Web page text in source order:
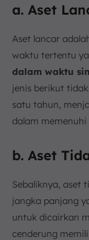
a. Aset
Aset lancar
waktu tertentu
dalam waktu
jenis berikut
satu tahun,
dalam
b. Aset
Sebaliknya, aset
jangka panjang
untuk dicairkan
cenderung